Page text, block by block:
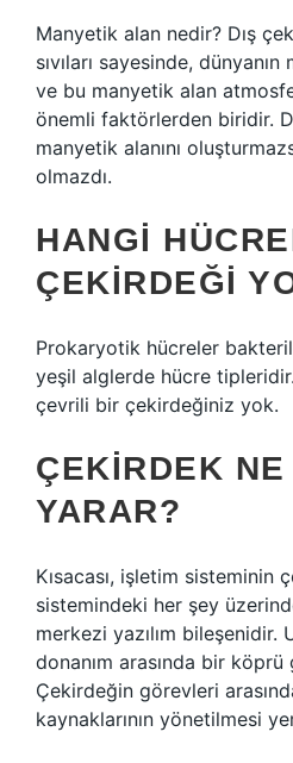
Manyetik alan nedir? Dış
sıvıları sayesinde,
ve bu manyetik alan
önemli faktörlerden biridir.
manyetik alanını
olmazdı.
HANGI
ÇEKIRDEĞI
Prokaryotik hücreler
yeşil alglerde hücre
çevrili bir çekirdeğiniz yok.
ÇEKIRDEK NE
YARAR?
Kısacası, işletim sisteminin
sistemindeki her şey
merkezi yazılım bileşenidir.
donanım arasında bir
Çekirdeğin görevleri
kaynaklarının yönetilmesi